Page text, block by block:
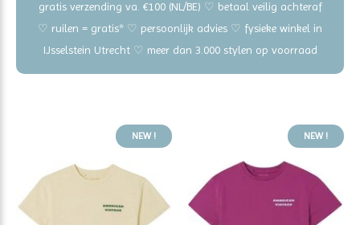
gratis verzending va. €100 (NL/BE) ♡ betaal veilig achteraf
♡ ruilen = gratis* ♡ persoonlijk advies ♡ fysieke winkel in
IJsselstein Utrecht ♡ meer dan 3.000 stylen op voorraad
NEW ! NEW !